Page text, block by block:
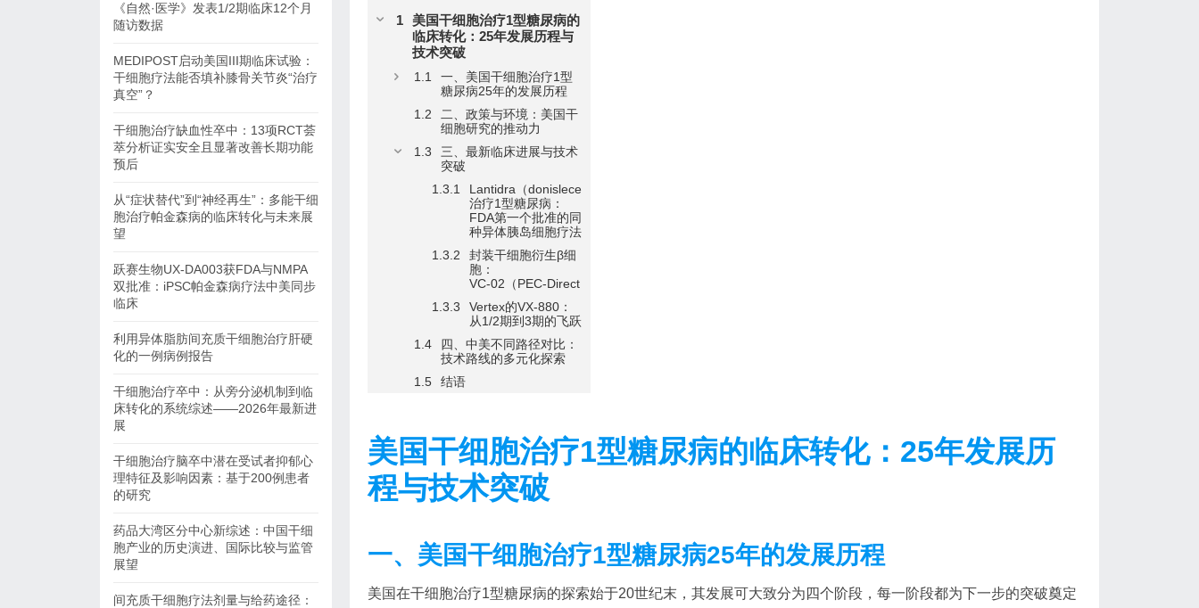
美国干细胞治疗1型糖尿病的
临床转化：25年发展历程与
技术突破
一、美国干细胞治疗1型
糖尿病25年的发展历程
二、政策与环境：美国干
细胞研究的推动力
三、最新临床进展与技术
突破
Lantidra（donislecel）
治疗1型糖尿病：
FDA第一个批准的同
种异体胰岛细胞疗法
封装干细胞衍生β细
胞：
VC‑02（PEC‑Direct）
Vertex的VX-880：
从1/2期到3期的飞跃
四、中美不同路径对比：
技术路线的多元化探索
结语
美国干细胞治疗1型糖尿病的临床转化：25年发展历
程与技术突破
一、美国干细胞治疗1型糖尿病25年的发展历程
美国在干细胞治疗1型糖尿病的探索始于20世纪末，其发展可大致分为四个阶段，每一阶段都为下一步的突破奠定
《自然·医学》发表1/2期临床12个月
随访数据
MEDIPOST启动美国III期临床试验：
干细胞疗法能否填补膝骨关节炎“治疗
真空”？
干细胞治疗缺血性卒中：13项RCT荟
萃分析证实安全且显著改善长期功能
预后
从“症状替代”到“神经再生”：多能干细
胞治疗帕金森病的临床转化与未来展
望
跃赛生物UX-DA003获FDA与NMPA
双批准：iPSC帕金森病疗法中美同步
临床
利用异体脂肪间充质干细胞治疗肝硬
化的一例病例报告
干细胞治疗卒中：从旁分泌机制到临
床转化的系统综述——2026年最新进
展
干细胞治疗脑卒中潜在受试者抑郁心
理特征及影响因素：基于200例患者
的研究
药品大湾区分中心新综述：中国干细
胞产业的历史演进、国际比较与监管
展望
间充质干细胞疗法剂量与给药途径：